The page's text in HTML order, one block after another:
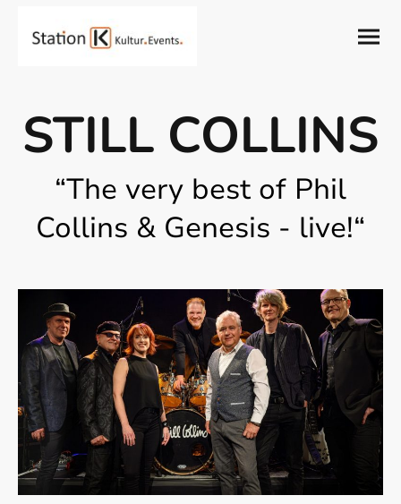
STILL COLLINS
“The very best of Phil
Collins & Genesis - live!“